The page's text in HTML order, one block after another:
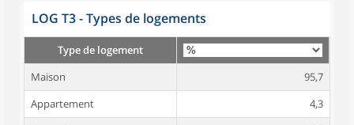
LOG T3 - Types de logements
Type de logement
Maison
95,7
Appartement
4,3